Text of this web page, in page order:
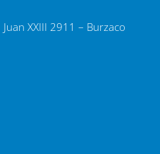
XXIII 2911 – Burzaco